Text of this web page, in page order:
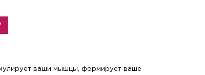
ваши мышцы, формирует ваше